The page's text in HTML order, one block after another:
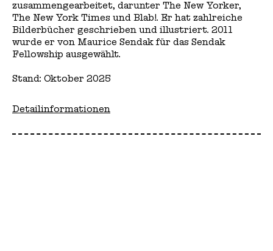
zusammengearbeitet, darunter The New Yorker,
The New York Times und Blab!. Er hat zahlreiche
Bilderbücher geschrieben und illustriert. 2011
wurde er von Maurice Sendak für das Sendak
Fellowship ausgewählt.
Stand: Oktober 2025
Detailinformationen